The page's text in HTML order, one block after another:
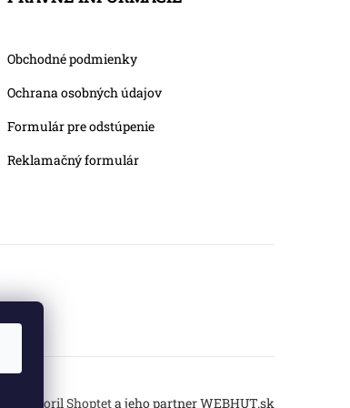
Obchodné podmienky
Ochrana osobných údajov
Formulár pre odstúpenie
Reklamačný formulár
Vytvoril Shopteta jeho partnerWEBHUT.sk